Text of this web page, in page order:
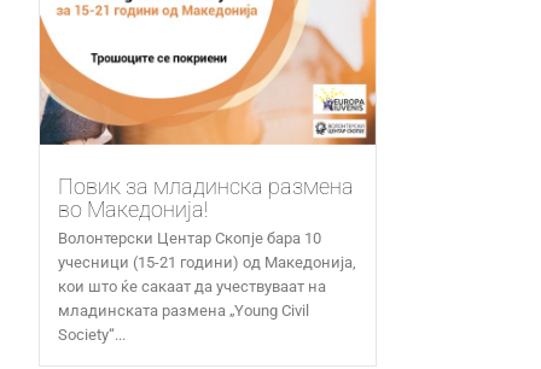
Повик за младинска размена
во Македонија!
Волонтерски Центар Скопје бара 10
учесници (15-21 години) од Македонија,
кои што ќе сакаат да учествуваат на
младинската размена „Young Civil
Society“...